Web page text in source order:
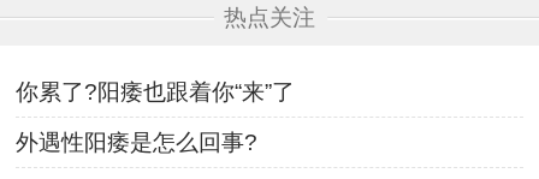
热点关注
你累了?阳痿也跟着你“来”了
外遇性阳痿是怎么回事?